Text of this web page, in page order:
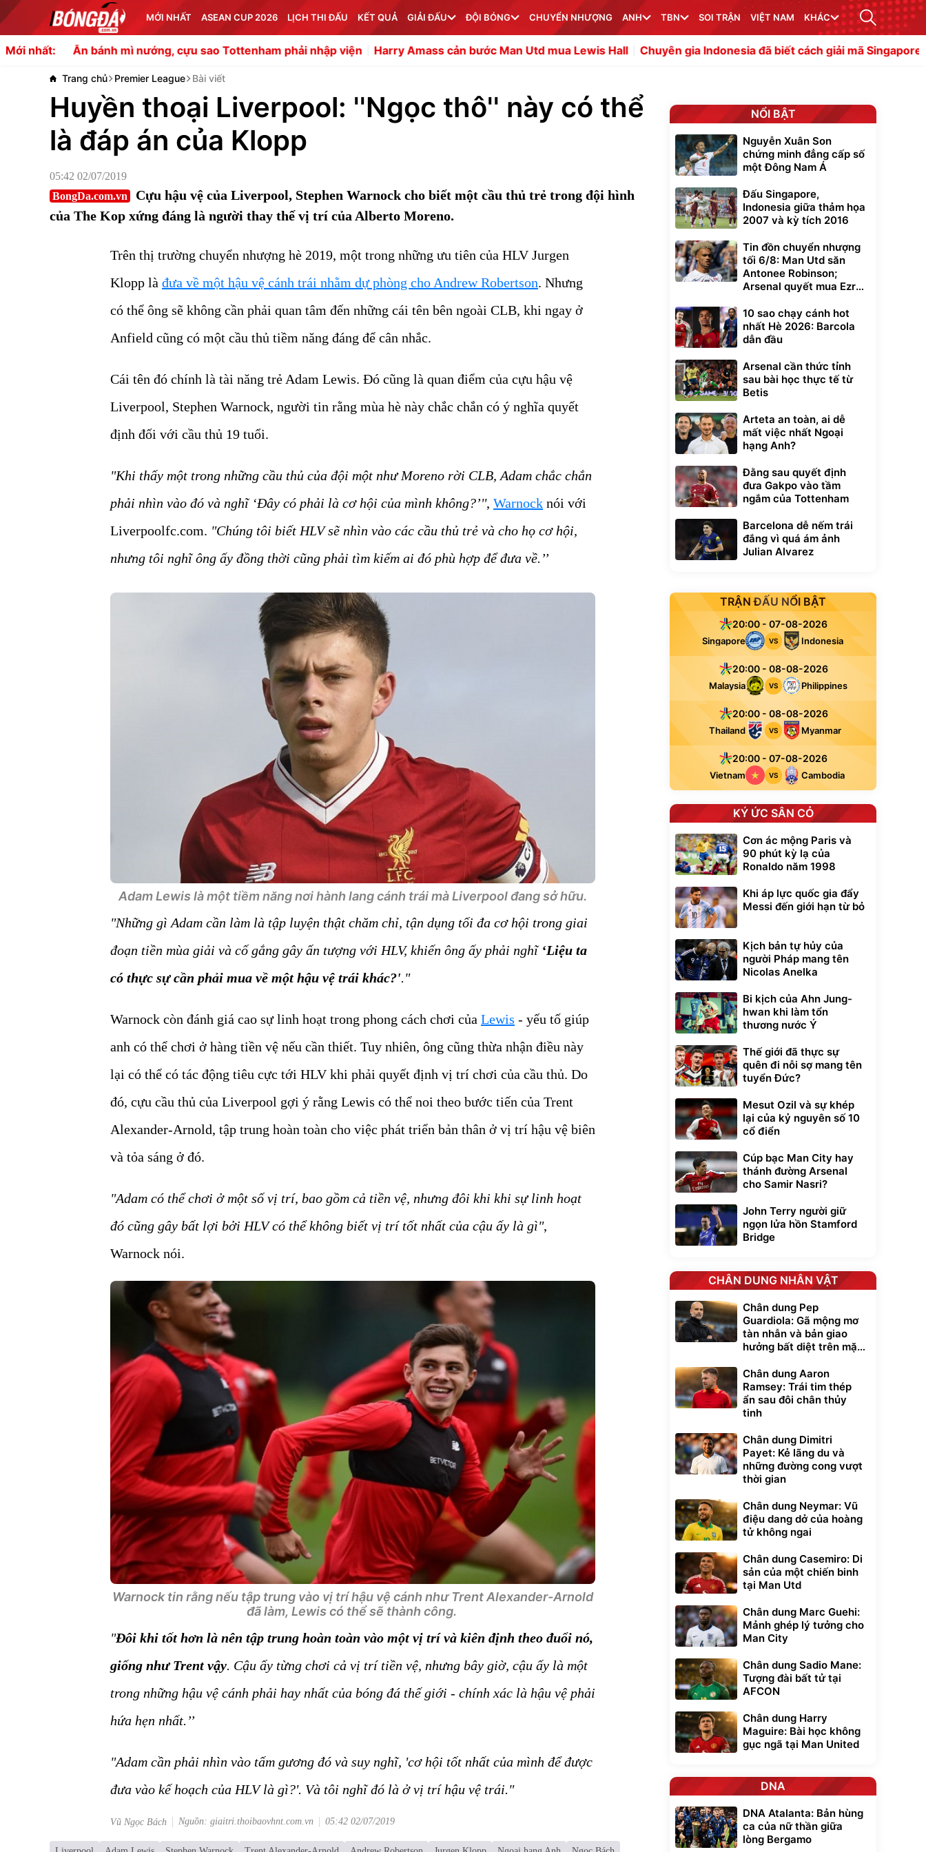
MỚI NHẤT ASEAN CUP 2026 LỊCH THI ĐẤU KẾT QUẢ GIẢI ĐẤU ĐỘI BÓNG CHUYỂN NHƯỢNG ANH TBN SOI TRẬN VIỆT NAM KHÁC
Mới nhất:
bánh mì nướng, cựu sao Tottenham phải nhập viện Harry Amass cản bước Man Utd mua Lewis Hall Chuyên gia Indonesia đã biết cách giải mã Singapore Yếu tố lịch
Trang chủ Premier League Bài viết
Huyền thoại Liverpool: ''Ngọc thô'' này có thể
là đáp án của Klopp
05:42 02/07/2019
BongDa.com.vn
Cựu hậu vệ của Liverpool, Stephen Warnock cho biết một cầu thủ trẻ trong đội hình
của The Kop xứng đáng là người thay thế vị trí của Alberto Moreno.
Trên thị trường chuyển nhượng hè 2019, một trong những ưu tiên của HLV Jurgen
Klopp là đưa về một hậu vệ cánh trái nhằm dự phòng cho Andrew Robertson. Nhưng
có thể ông sẽ không cần phải quan tâm đến những cái tên bên ngoài CLB, khi ngay ở
Anfield cũng có một cầu thủ tiềm năng đáng để cân nhắc.
Cái tên đó chính là tài năng trẻ Adam Lewis. Đó cũng là quan điểm của cựu hậu vệ
Liverpool, Stephen Warnock, người tin rằng mùa hè này chắc chắn có ý nghĩa quyết
định đối với cầu thủ 19 tuổi.
"Khi thấy một trong những cầu thủ của đội một như Moreno rời CLB, Adam chắc chắn
phải nhìn vào đó và nghĩ ‘Đây có phải là cơ hội của mình không?’'', Warnock nói với
Liverpoolfc.com. "Chúng tôi biết HLV sẽ nhìn vào các cầu thủ trẻ và cho họ cơ hội,
nhưng tôi nghĩ ông ấy đồng thời cũng phải tìm kiếm ai đó phù hợp để đưa về.’’
Adam Lewis là một tiềm năng nơi hành lang cánh trái mà Liverpool đang sở hữu.
"Những gì Adam cần làm là tập luyện thật chăm chỉ, tận dụng tối đa cơ hội trong giai
đoạn tiền mùa giải và cố gắng gây ấn tượng với HLV, khiến ông ấy phải nghĩ ‘Liệu ta
có thực sự cần phải mua về một hậu vệ trái khác?'."
Warnock còn đánh giá cao sự linh hoạt trong phong cách chơi của Lewis - yếu tố giúp
anh có thể chơi ở hàng tiền vệ nếu cần thiết. Tuy nhiên, ông cũng thừa nhận điều này
lại có thể có tác động tiêu cực tới HLV khi phải quyết định vị trí chơi của cầu thủ. Do
đó, cựu cầu thủ của Liverpool gợi ý rằng Lewis có thể noi theo bước tiến của Trent
Alexander-Arnold, tập trung hoàn toàn cho việc phát triển bản thân ở vị trí hậu vệ biên
và tỏa sáng ở đó.
"Adam có thể chơi ở một số vị trí, bao gồm cả tiền vệ, nhưng đôi khi khi sự linh hoạt
đó cũng gây bất lợi bởi HLV có thể không biết vị trí tốt nhất của cậu ấy là gì",
Warnock nói.
Warnock tin rằng nếu tập trung vào vị trí hậu vệ cánh như Trent Alexander-Arnold
đã làm, Lewis có thể sẽ thành công.
"Đôi khi tốt hơn là nên tập trung hoàn toàn vào một vị trí và kiên định theo đuổi nó,
giống như Trent vậy. Cậu ấy từng chơi cả vị trí tiền vệ, nhưng bây giờ, cậu ấy là một
trong những hậu vệ cánh phải hay nhất của bóng đá thế giới - chính xác là hậu vệ phải
hứa hẹn nhất.’’
"Adam cần phải nhìn vào tấm gương đó và suy nghĩ, 'cơ hội tốt nhất của mình để được
đưa vào kế hoạch của HLV là gì?'. Và tôi nghĩ đó là ở vị trí hậu vệ trái."
Vũ Ngọc Bách Nguồn: giaitri.thoibaovhnt.com.vn 05:42 02/07/2019
NỔI BẬT
Nguyễn Xuân Son
chứng minh đẳng cấp số
một Đông Nam Á
Đấu Singapore,
Indonesia giữa thảm họa
2007 và kỳ tích 2016
Tin đồn chuyển nhượng
tối 6/8: Man Utd săn
Antonee Robinson;
Arsenal quyết mua Ezri
10 sao chạy cánh hot
nhất Hè 2026: Barcola
dẫn đầu
Arsenal cần thức tỉnh
sau bài học thực tế từ
Betis
Arteta an toàn, ai dễ
mất việc nhất Ngoại
hạng Anh?
Đằng sau quyết định
đưa Gakpo vào tầm
ngắm của Tottenham
Barcelona dễ nếm trái
đắng vì quá ám ảnh
Julian Alvarez
TRẬN ĐẤU NỔI BẬT
20:00 - 07-08-2026
Singapore VS Indonesia
20:00 - 08-08-2026
Malaysia VS Philippines
20:00 - 08-08-2026
Thailand VS Myanmar
20:00 - 07-08-2026
Vietnam VS Cambodia
KÝ ỨC SÂN CỎ
Cơn ác mộng Paris và
90 phút kỳ lạ của
Ronaldo năm 1998
Khi áp lực quốc gia đẩy
Messi đến giới hạn từ bỏ
Kịch bản tự hủy của
người Pháp mang tên
Nicolas Anelka
Bi kịch của Ahn Jung-
hwan khi làm tổn
thương nước Ý
Thế giới đã thực sự
quên đi nỗi sợ mang tên
tuyển Đức?
Mesut Ozil và sự khép
lại của kỷ nguyên số 10
cổ điển
Cúp bạc Man City hay
thánh đường Arsenal
cho Samir Nasri?
John Terry người giữ
ngọn lửa hồn Stamford
Bridge
CHÂN DUNG NHÂN VẬT
Chân dung Pep
Guardiola: Gã mộng mơ
tàn nhẫn và bản giao
hưởng bất diệt trên mặt
Chân dung Aaron
Ramsey: Trái tim thép
ẩn sau đôi chân thủy
tinh
Chân dung Dimitri
Payet: Kẻ lãng du và
những đường cong vượt
thời gian
Chân dung Neymar: Vũ
điệu dang dở của hoàng
tử không ngai
Chân dung Casemiro: Di
sản của một chiến binh
tại Man Utd
Chân dung Marc Guehi:
Mảnh ghép lý tưởng cho
Man City
Chân dung Sadio Mane:
Tượng đài bất tử tại
AFCON
Chân dung Harry
Maguire: Bài học không
gục ngã tại Man United
DNA
DNA Atalanta: Bản hùng
ca của nữ thần giữa
lòng Bergamo